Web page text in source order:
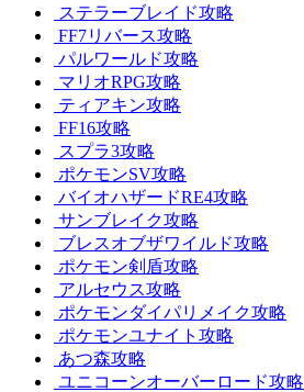
ステラーブレイド攻略
FF7リバース攻略
パルワールド攻略
マリオRPG攻略
ティアキン攻略
FF16攻略
スプラ3攻略
ポケモンSV攻略
バイオハザードRE4攻略
サンブレイク攻略
ブレスオブザワイルド攻略
ポケモン剣盾攻略
アルセウス攻略
ポケモンダイパリメイク攻略
ポケモンユナイト攻略
あつ森攻略
ユニコーンオーバーロード攻略